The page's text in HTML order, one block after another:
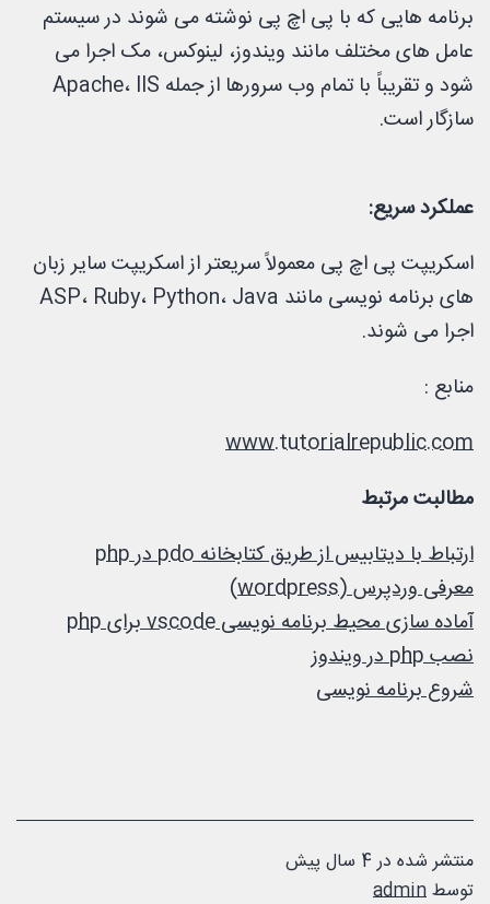
برنامه هایی که با پی اچ پی نوشته می شوند در سیستم
عامل های مختلف مانند ویندوز، لینوکس، مک اجرا می
شود و تقریباً با تمام وب سرورها از جمله Apache، IIS
سازگار است.
عملکرد سریع:
اسکریپت پی اچ پی معمولاً سریعتر از اسکریپت سایر زبان
های برنامه نویسی مانند ASP، Ruby، Python، Java
اجرا می شوند.
منابع :
www.tutorialrepublic.com
مطالبت مرتبط
ارتباط با دیتابیس از طریق کتابخانه pdo در php
معرفی وردپرس (wordpress)
آماده سازی محیط برنامه نویسی vscode برای php
نصب php در ویندوز
شروع برنامه نویسی
منتشر شده در4 سال پیش
توسطadmin